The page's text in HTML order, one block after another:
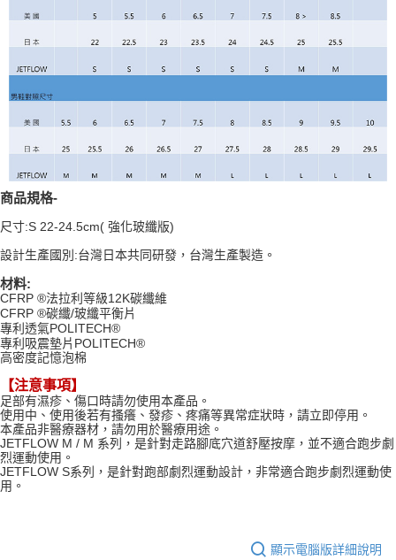
商品規格-
尺寸:S 22-24.5cm( 強化玻纖版)
設計生產國別:台灣日本共同研發，台灣生產製造。
材料:
CFRP ®法拉利等級12K碳纖維
CFRP ®碳纖/玻纖平衡片
專利透氣POLITECH®
專利吸震墊片POLITECH®
高密度記憶泡棉
【注意事項】
足部有濕疹、傷口時請勿使用本產品。
使用中、使用後若有搔癢、發疹、疼痛等異常症狀時，請立即停用。
本產品非醫療器材，請勿用於醫療用途。
JETFLOW M / M 系列，是針對走路腳底穴道舒壓按摩，並不適合跑步劇
烈運動使用。
JETFLOW S系列，是針對跑部劇烈運動設計，非常適合跑步劇烈運動使
用。
顯示電腦版詳細說明